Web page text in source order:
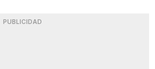
PUBLICIDAD